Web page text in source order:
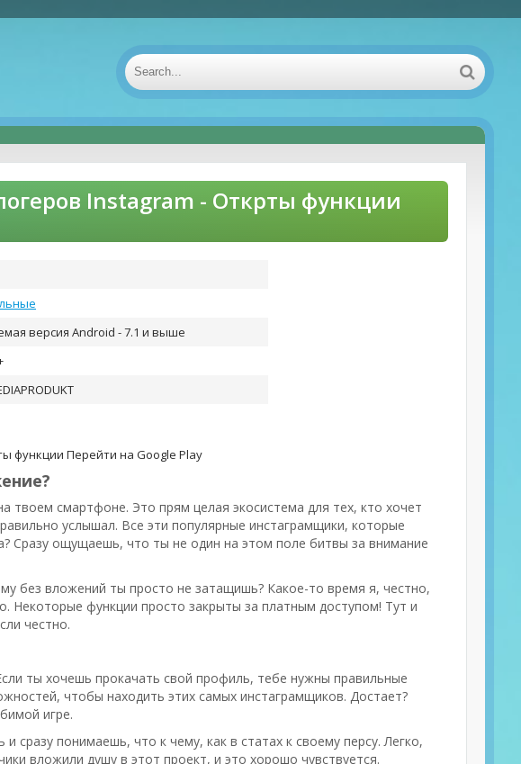
Instagram - Открты функции
версия Android - 7.1 и выше
функции Перейти на Google Play
твоем смартфоне. Это прям целая экосистема для тех, кто хочет
услышал. Все эти популярные инстаграмщики, которые
Сразу ощущаешь, что ты не один на этом поле битвы за внимание
без вложений ты просто не затащишь? Какое-то время я, честно,
Некоторые функции просто закрыты за платным доступом! Тут и
честно.
ты хочешь прокачать свой профиль, тебе нужны правильные
чтобы находить этих самых инстаграмщиков. Достает?
игре.
понимаешь, что к чему, как в статах к своему персу. Легко,
вложили душу в этот проект, и это хорошо чувствуется.